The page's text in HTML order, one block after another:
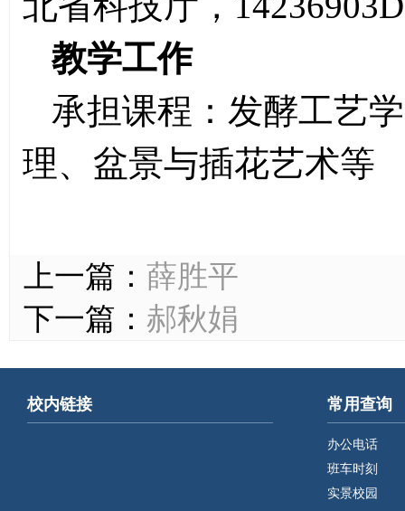
教学工作
承担课程：发酵工艺
理、盆景与插花艺术等
上一篇： 薛胜平
下一篇： 郝秋娟
校内链接 常用查询
办公电话
班车时刻
实景校园